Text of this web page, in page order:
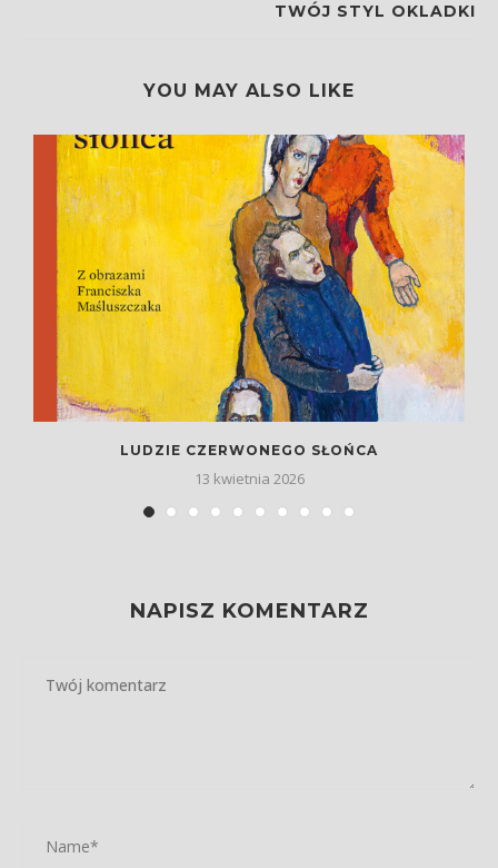
TWÓJ STYL OKLADKI
YOU MAY ALSO LIKE
LUDZIE CZERWONEGO SŁOŃCA
13 kwietnia 2026
NAPISZ KOMENTARZ